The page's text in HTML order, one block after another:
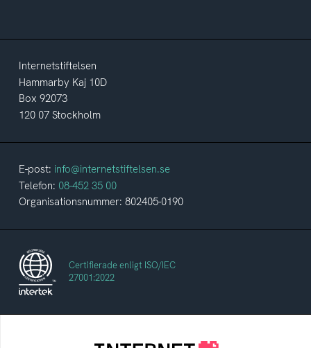
Internetstiftelsen
Hammarby Kaj 10D
Box 92073
120 07 Stockholm
E-post: info@internetstiftelsen.se
Telefon: 08-452 35 00
Organisationsnummer: 802405-0190
Certifierade enligt ISO/IEC
27001:2022